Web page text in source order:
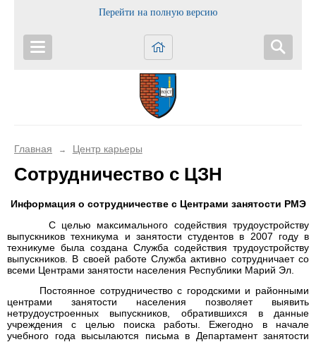
Перейти на полную версию
Главная → Центр карьеры
Сотрудничество с ЦЗН
Информация о сотрудничестве с Центрами занятости РМЭ
С целью максимального содействия трудоустройству
выпускников техникума и занятости студентов в 2007 году в
техникуме была создана Служба содействия трудоустройству
выпускников. В своей работе Служба активно сотрудничает со
всеми Центрами занятости населения Республики Марий Эл.
Постоянное сотрудничество с городскими и районными
центрами занятости населения позволяет выявить
нетрудоустроенных выпускников, обратившихся в данные
учреждения с целью поиска работы. Ежегодно в начале
учебного года высылаются письма в Департамент занятости